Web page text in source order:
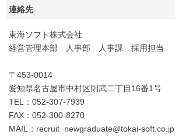
連絡先
東海ソフト株式会社
経営管理本部 人事部 人事課 採用担当
〒453-0014
愛知県名古屋市中村区則武二丁目16番1号
TEL：052-307-7939
FAX：052-300-8270
MAIL：recruit_newgraduate@tokai-soft.co.jp